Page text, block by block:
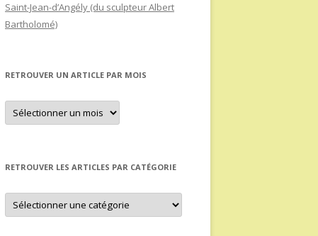
Saint-Jean-d’Angély (du sculpteur Albert
Bartholomé)
RETROUVER UN ARTICLE PAR MOIS
Retrouver
un
article
RETROUVER LES ARTICLES PAR CATÉGORIE
Retrouver
les
articles